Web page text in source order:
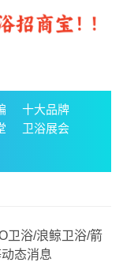
十大品牌
卫浴展会
卫浴/浪鲸卫浴/箭
态消息